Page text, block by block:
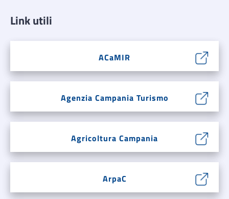
Link utili
ACaMIR
Agenzia Campania Turismo
Agricoltura Campania
ArpaC